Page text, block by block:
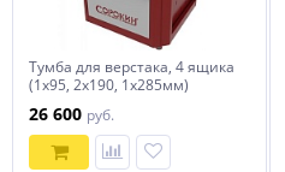
Тумба для верстака, 4 ящика
(1х95, 2х190, 1х285мм)
26 600 руб.